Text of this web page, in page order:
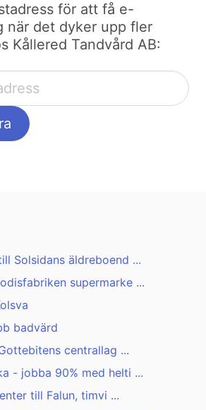
för att få e-
när det dyker upp fler
Kållered Tandvård AB:
Solsidans äldreboend ...
supermarke ...
badvärd
centrallag ...
- jobba 90% med helti ...
till Falun, timvi ...